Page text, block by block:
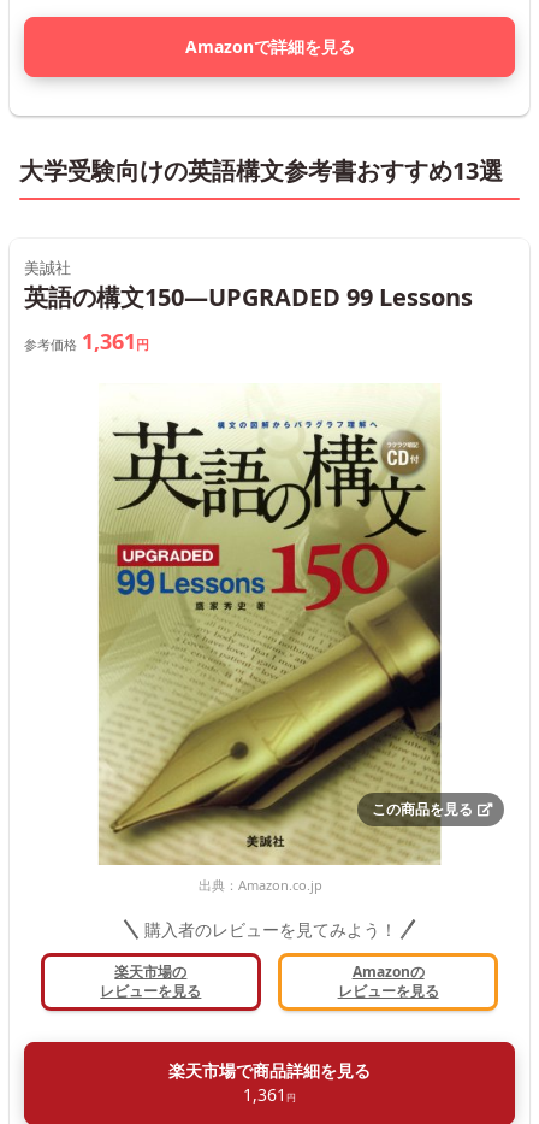
Amazonで詳細を見る
大学受験向けの英語構文参考書おすすめ13選
美誠社
英語の構文150—UPGRADED 99 Lessons
参考価格 1,361 円
この商品を見る
出典： Amazon.co.jp
購入者のレビューを見てみよう！
楽天市場の
レビューを見る
Amazonの
レビューを見る
楽天市場で商品詳細を見る
1,361 円